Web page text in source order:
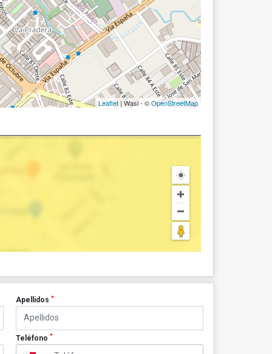
Leaflet | Wasi - ©OpenStreetMap
Apellidos *
Teléfono *